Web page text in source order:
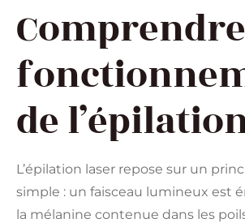
de
L’épilation laser repose sur un
simple : un faisceau lumineux est
la mélanine contenue dans les